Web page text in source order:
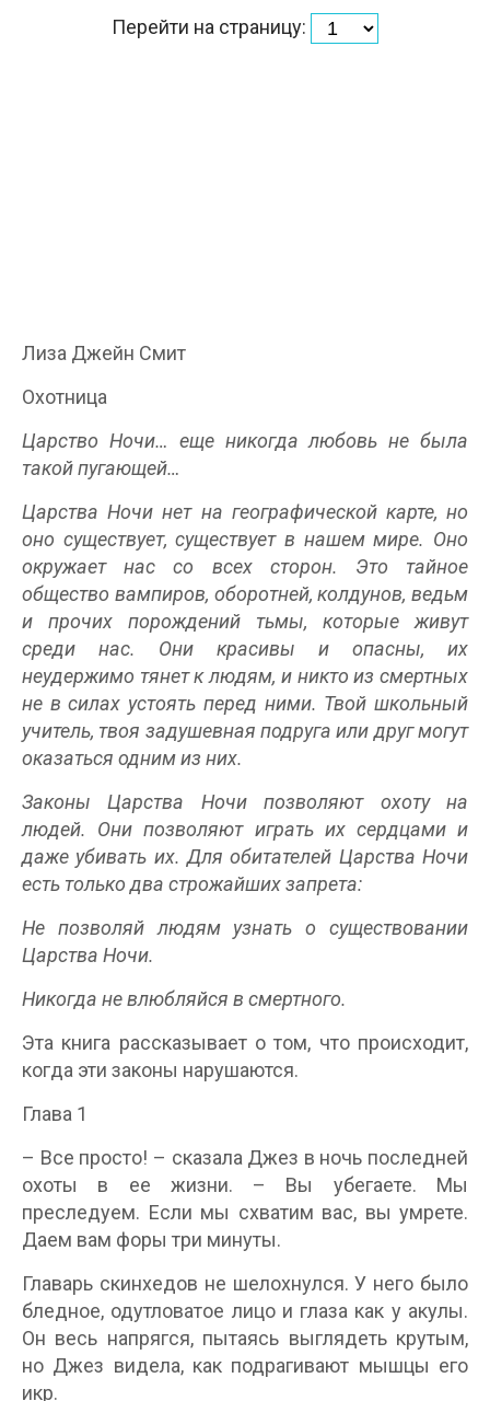
Перейти на страницу:
Лиза Джейн Смит
Охотница
Царство Ночи… еще никогда любовь не была
такой пугающей…
Царства Ночи нет на географической карте, но
оно существует, существует в нашем мире. Оно
окружает нас со всех сторон. Это тайное
общество вампиров, оборотней, колдунов, ведьм
и прочих порождений тьмы, которые живут
среди нас. Они красивы и опасны, их
неудержимо тянет к людям, и никто из смертных
не в силах устоять перед ними. Твой школьный
учитель, твоя задушевная подруга или друг могут
оказаться одним из них.
Законы Царства Ночи позволяют охоту на
людей. Они позволяют играть их сердцами и
даже убивать их. Для обитателей Царства Ночи
есть только два строжайших запрета:
Не позволяй людям узнать о существовании
Царства Ночи.
Никогда не влюбляйся в смертного.
Эта книга рассказывает о том, что происходит,
когда эти законы нарушаются.
Глава 1
– Все просто! – сказала Джез в ночь последней
охоты в ее жизни. – Вы убегаете. Мы
преследуем. Если мы схватим вас, вы умрете.
Даем вам форы три минуты.
Главарь скинхедов не шелохнулся. У него было
бледное, одутловатое лицо и глаза как у акулы.
Он весь напрягся, пытаясь выглядеть крутым,
но Джез видела, как подрагивают мышцы его
икр.